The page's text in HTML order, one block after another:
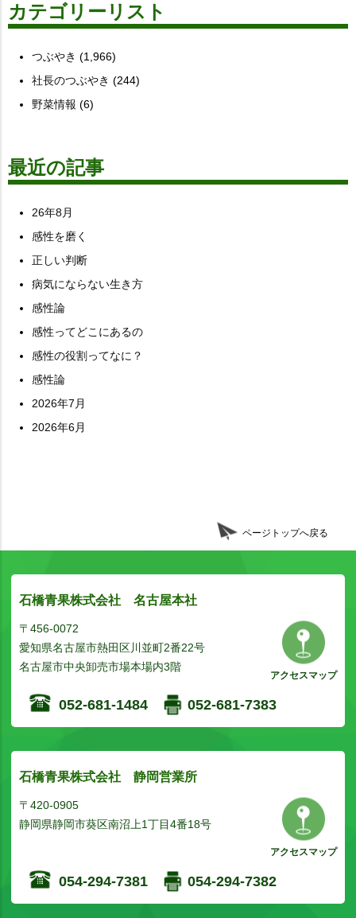
カテゴリーリスト
つぶやき (1,966)
社長のつぶやき (244)
野菜情報 (6)
最近の記事
26年8月
感性を磨く
正しい判断
病気にならない生き方
感性論
感性ってどこにあるの
感性の役割ってなに？
感性論
2026年7月
2026年6月
ページトップへ戻る
石橋青果株式会社 名古屋本社
〒456-0072
愛知県名古屋市熱田区川並町2番22号
名古屋市中央卸売市場本場内3階
アクセスマップ
052-681-1484 052-681-7383
石橋青果株式会社 静岡営業所
〒420-0905
静岡県静岡市葵区南沼上1丁目4番18号
アクセスマップ
054-294-7381 054-294-7382